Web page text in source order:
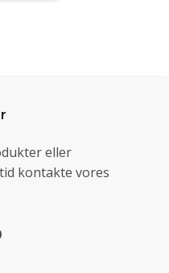
eller
kontakte vores